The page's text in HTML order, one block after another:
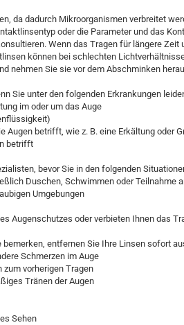
da dadurch Mikroorganismen verbreitet
oder die Parameter und das
Wenn das Tragen für längere
können bei schlechten
nehmen Sie sie vor dem Abschminken
Sie unter den folgenden Erkrankungen
im oder um das Auge
Augen betrifft, wie z. B. eine Erkältung oder
betrifft
bevor Sie in den folgenden
Duschen, Schwimmen oder Teilnahme
Umgebungen
Augenschutzes oder verbieten Ihnen das
entfernen Sie Ihre Linsen sofort
Schmerzen im Auge
vorherigen Tragen
Tränen der Augen
Sehen